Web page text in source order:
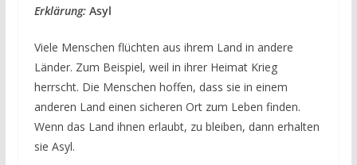
Erklärung: Asyl
Viele Menschen flüchten aus ihrem Land in andere
Länder. Zum Beispiel, weil in ihrer Heimat Krieg
herrscht. Die Menschen hoffen, dass sie in einem
anderen Land einen sicheren Ort zum Leben finden.
Wenn das Land ihnen erlaubt, zu bleiben, dann erhalten
sie Asyl.